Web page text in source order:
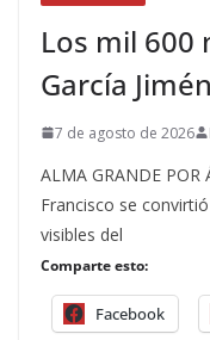
Los mil 600
García
7 de agosto de 2026
ALMA GRANDE POR
Francisco se
visibles del
Comparte esto:
Facebook